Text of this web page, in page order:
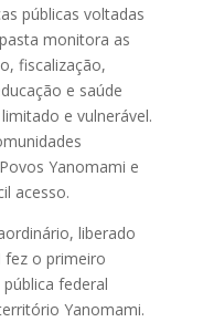
públicas voltadas
monitora as
fiscalização,
e saúde
e vulnerável.
Yanomami e
acesso.
liberado
fez o primeiro
federal
Yanomami.